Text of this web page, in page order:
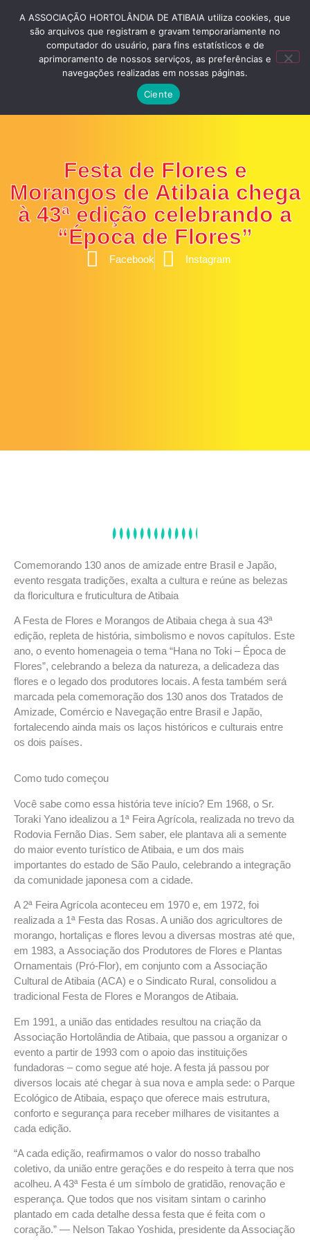
Festa de Flores e
Morangos de Atibaia chega
à 43ª edição celebrando a
“Época de Flores”
Facebook Instagram
Comemorando 130 anos de amizade entre Brasil e Japão,
evento resgata tradições, exalta a cultura e reúne as belezas
da floricultura e fruticultura de Atibaia
A Festa de Flores e Morangos de Atibaia chega à sua 43ª
edição, repleta de história, simbolismo e novos capítulos. Este
ano, o evento homenageia o tema “Hana no Toki – Época de
Flores”, celebrando a beleza da natureza, a delicadeza das
flores e o legado dos produtores locais. A festa também será
marcada pela comemoração dos 130 anos dos Tratados de
Amizade, Comércio e Navegação entre Brasil e Japão,
fortalecendo ainda mais os laços históricos e culturais entre
os dois países.
Como tudo começou
Você sabe como essa história teve início? Em 1968, o Sr.
Toraki Yano idealizou a 1ª Feira Agrícola, realizada no trevo da
Rodovia Fernão Dias. Sem saber, ele plantava ali a semente
do maior evento turístico de Atibaia, e um dos mais
importantes do estado de São Paulo, celebrando a integração
da comunidade japonesa com a cidade.
A 2ª Feira Agrícola aconteceu em 1970 e, em 1972, foi
realizada a 1ª Festa das Rosas. A união dos agricultores de
morango, hortaliças e flores levou a diversas mostras até que,
em 1983, a Associação dos Produtores de Flores e Plantas
Ornamentais (Pró-Flor), em conjunto com a Associação
Cultural de Atibaia (ACA) e o Sindicato Rural, consolidou a
tradicional Festa de Flores e Morangos de Atibaia.
Em 1991, a união das entidades resultou na criação da
Associação Hortolândia de Atibaia, que passou a organizar o
evento a partir de 1993 com o apoio das instituições
fundadoras – como segue até hoje. A festa já passou por
diversos locais até chegar à sua nova e ampla sede: o Parque
Ecológico de Atibaia, espaço que oferece mais estrutura,
conforto e segurança para receber milhares de visitantes a
cada edição.
“A cada edição, reafirmamos o valor do nosso trabalho
coletivo, da união entre gerações e do respeito à terra que nos
acolheu. A 43ª Festa é um símbolo de gratidão, renovação e
esperança. Que todos que nos visitam sintam o carinho
plantado em cada detalhe dessa festa que é feita com o
coração.” — Nelson Takao Yoshida, presidente da Associação
A ASSOCIAÇÃO HORTOLÂNDIA DE ATIBAIA utiliza cookies, que
são arquivos que registram e gravam temporariamente no
computador do usuário, para fins estatísticos e de
aprimoramento de nossos serviços, as preferências e
navegações realizadas em nossas páginas.
Ciente